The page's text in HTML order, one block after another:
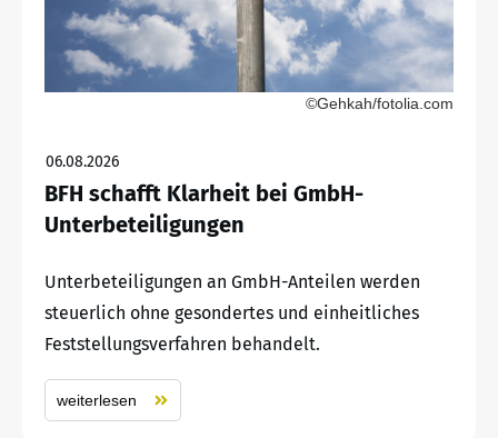
©Gehkah/fotolia.com
06.08.2026
BFH schafft Klarheit bei GmbH-
Unterbeteiligungen
Unterbeteiligungen an GmbH-Anteilen werden
steuerlich ohne gesondertes und einheitliches
Feststellungsverfahren behandelt.
weiterlesen